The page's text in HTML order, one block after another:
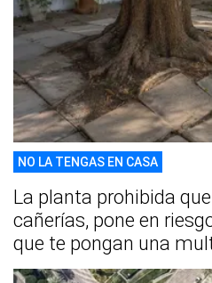
NO LA TENGAS EN CASA
La planta prohibida
cañerías, pone en
que te pongan una